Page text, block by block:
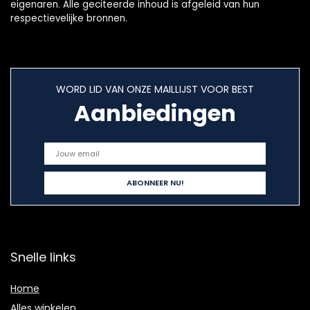
eigenaren. Alle geciteerde inhoud is afgeleid van hun
respectievelijke bronnen.
WORD LID VAN ONZE MAILLIJST VOOR BEST
Aanbiedingen
Snelle links
Home